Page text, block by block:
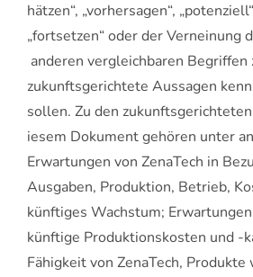
hätzen“, „vorhersagen“,
„fortsetzen“ oder der Verneinung
anderen vergleichbaren Begriffen
zukunftsgerichtete Aussagen
sollen. Zu den
iesem Dokument gehören unter
Erwartungen von ZenaTech in
Ausgaben, Produktion, Betrieb,
künftiges Wachstum;
künftige Produktionskosten und -
Fähigkeit von ZenaTech,